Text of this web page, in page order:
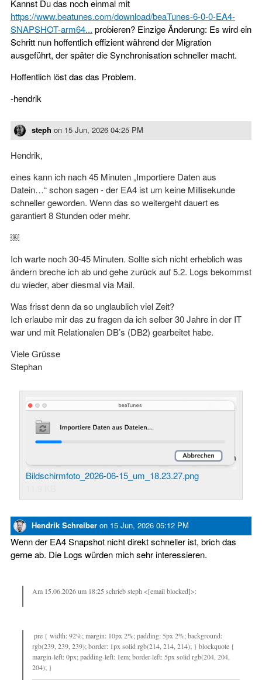
Kannst Du das noch einmal mit
https://www.beatunes.com/download/beaTunes-6-0-0-EA4-
SNAPSHOT-arm64... probieren? Einzige Änderung: Es wird ein
Schritt nun hoffentlich effizient während der Migration
ausgeführt, der später die Synchronisation schneller macht.
Hoffentlich löst das das Problem.
-hendrik
steph on 15 Jun, 2026 04:25 PM
Hendrik,
eines kann ich nach 45 Minuten „Importiere Daten aus
Datein…“ schon sagen - der EA4 ist um keine Millisekunde
schneller geworden. Wenn das so weitergeht dauert es
garantiert 8 Stunden oder mehr.
￼
Ich warte noch 30-45 Minuten. Sollte sich nicht erheblich was
ändern breche ich ab und gehe zurück auf 5.2. Logs bekommst
du wieder, aber diesmal via Mail.
Was frisst denn da so unglaublich viel Zeit?
Ich erlaube mir das zu fragen da ich selber 30 Jahre in der IT
war und mit Relationalen DB’s (DB2) gearbeitet habe.
Viele Grüsse
Stephan
Bildschirmfoto_2026-06-15_um_18.23.27.png
Hendrik Schreiber on 15 Jun, 2026 05:12 PM
Wenn der EA4 Snapshot nicht direkt schneller ist, brich das
gerne ab. Die Logs würden mich sehr interessieren.
Am 15.06.2026 um 18:25 schrieb steph <[email blocked]>:
pre { width: 92%; margin: 10px 2%; padding: 5px 2%; background:
rgb(239, 239, 239); border: 1px solid rgb(214, 214, 214); } blockquote {
margin-left: 0px; padding-left: 1em; border-left: 5px solid rgb(204, 204,
204); }